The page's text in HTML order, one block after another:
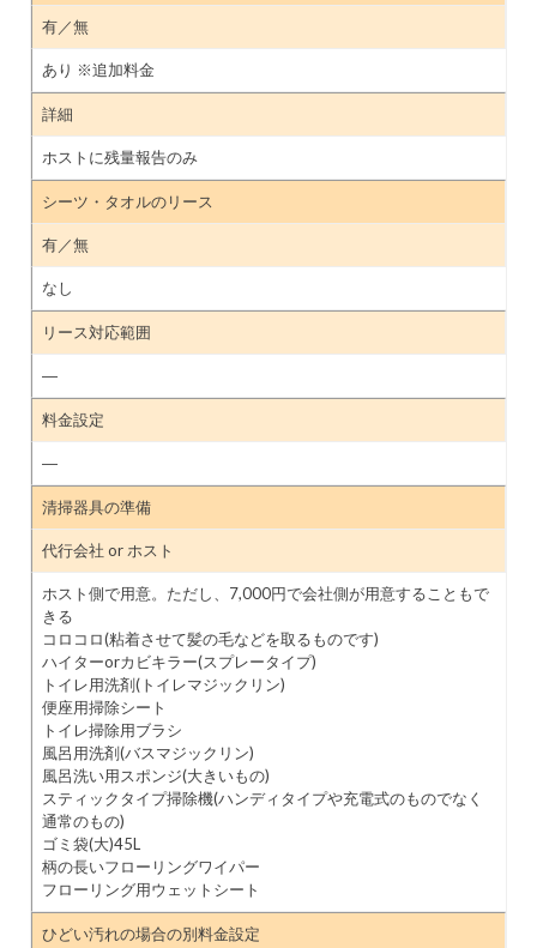
有／無
あり ※追加料金
詳細
ホストに残量報告のみ
シーツ・タオルのリース
有／無
なし
リース対応範囲
―
料金設定
―
清掃器具の準備
代行会社 or ホスト
ホスト側で用意。ただし、7,000円で会社側が用意することもで
きる
コロコロ(粘着させて髪の毛などを取るものです)
ハイターorカビキラー(スプレータイプ)
トイレ用洗剤(トイレマジックリン)
便座用掃除シート
トイレ掃除用ブラシ
風呂用洗剤(バスマジックリン)
風呂洗い用スポンジ(大きいもの)
スティックタイプ掃除機(ハンディタイプや充電式のものでなく
通常のもの)
ゴミ袋(大)45L
柄の長いフローリングワイパー
フローリング用ウェットシート
ひどい汚れの場合の別料金設定